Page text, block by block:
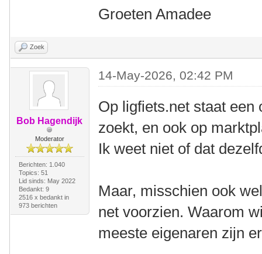
Groeten Amadee
Zoek
Bob Hagendijk
Moderator
Berichten: 1.040
Topics: 51
Lid sinds: May 2022
Bedankt: 9
2516 x bedankt in
973 berichten
14-May-2026, 02:42 PM
Op ligfiets.net staat een
zoekt, en ook op
Ik weet niet of dat
Maar, misschien ook
net voorzien. Waarom
meeste eigenaren zijn